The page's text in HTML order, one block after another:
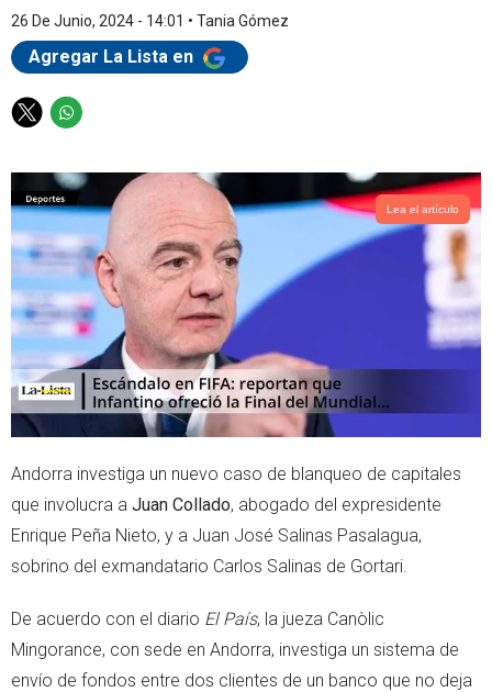
26 De Junio, 2024 - 14:01 • Tania Gómez
Agregar La Lista en
T
i
t
t
e
r
W
a
t
s
a
p
p
Lea el artículo
Andorra investiga un nuevo caso de blanqueo de capitales
que involucra a Juan Collado, abogado del expresidente
Enrique Peña Nieto, y a Juan José Salinas Pasalagua,
sobrino del exmandatario Carlos Salinas de Gortari.
De acuerdo con el diario El País, la jueza Canòlic
Mingorance, con sede en Andorra, investiga un sistema de
envío de fondos entre dos clientes de un banco que no deja